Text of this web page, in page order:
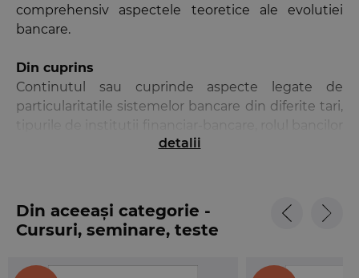
comprehensiv aspectele teoretice ale evolutiei
bancare.
Din cuprins
Continutul sau cuprinde aspecte legate de
particularitatile sistemelor bancare din diferite tari,
in economie, competitia bancara, specificul
elemente de informatica bancara, precum si
aspecte legate de istorie si cultura bancara.
Abordarea activitatii bancare este realizata atat la
detalii
Din aceeași categorie -
Cursuri, seminare, teste